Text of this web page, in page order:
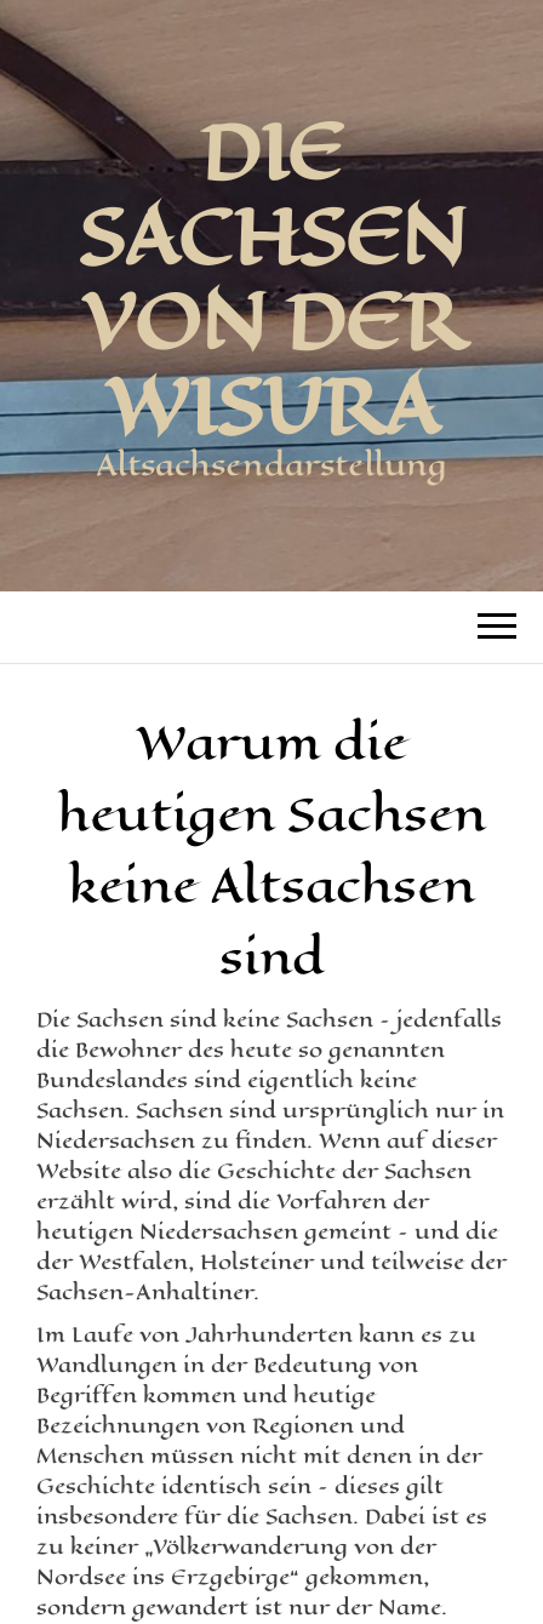
DIE
SACHSEN
VON DER
WISURA
Altsachsendarstellung
Warum die
heutigen Sachsen
keine Altsachsen
sind
Die Sachsen sind keine Sachsen – jedenfalls
die Bewohner des heute so genannten
Bundeslandes sind eigentlich keine
Sachsen. Sachsen sind ursprünglich nur in
Niedersachsen zu finden. Wenn auf dieser
Website also die Geschichte der Sachsen
erzählt wird, sind die Vorfahren der
heutigen Niedersachsen gemeint – und die
der Westfalen, Holsteiner und teilweise der
Sachsen-Anhaltiner.
Im Laufe von Jahrhunderten kann es zu
Wandlungen in der Bedeutung von
Begriffen kommen und heutige
Bezeichnungen von Regionen und
Menschen müssen nicht mit denen in der
Geschichte identisch sein – dieses gilt
insbesondere für die Sachsen. Dabei ist es
zu keiner „Völkerwanderung von der
Nordsee ins Erzgebirge“ gekommen,
sondern gewandert ist nur der Name.